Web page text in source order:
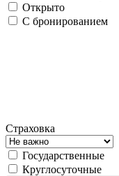
Открыто
С бронированием
Страховка
Государственные
Круглосуточные